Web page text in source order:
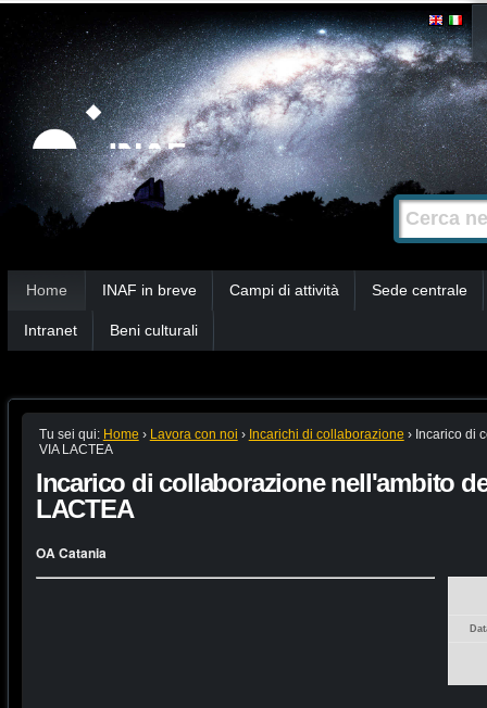
Strumenti
personali
Salta
contenuti.
|
Salta
alla
navigazione
Cerca nel
Ricerca
avanzata…
Home INAF in breve Campi di attività Sede centrale
Intranet Beni culturali
Tu sei qui: Home › Lavora con noi › Incarichi di collaborazione › Incarico di
VIA LACTEA
Incarico di collaborazione nell'ambito
LACTEA
OA Catania